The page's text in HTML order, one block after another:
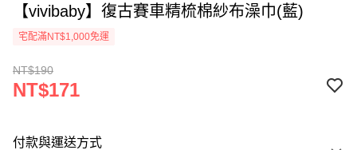
【vivibaby】復古賽車精梳棉紗布澡巾(藍)
宅配滿NT$1,000免運
NT$190
NT$171
付款與運送方式